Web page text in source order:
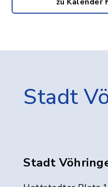
Stadt
Stadt